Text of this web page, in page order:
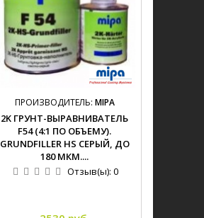
ПРОИЗВОДИТЕЛЬ: MIPA
2K ГРУНТ-ВЫРАВНИВАТЕЛЬ
F54 (4:1 ПО ОБЪЕМУ).
GRUNDFILLER HS СЕРЫЙ, ДО
180 МКМ....
Отзыв(ы): 0